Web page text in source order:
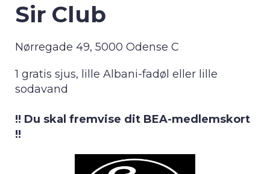
Sir Club
Nørregade 49, 5000 Odense C
1 gratis sjus, lille Albani-fadøl eller lille
sodavand
!! Du skal fremvise dit BEA-medlemskort
!!